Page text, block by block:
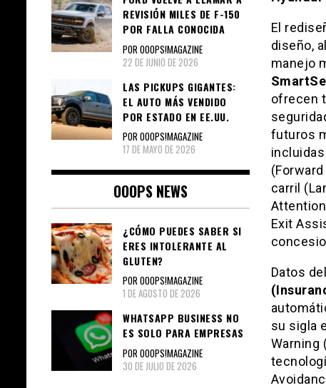
El
diseño,
manejo
ofrecen
futuros
carril
Exit
Datos
su sigla
Warning
REVISIÓN MILES DE F-150
POR FALLA CONOCIDA
POR OOOPS!MAGAZINE
22 DE JUNIO DE 2026
LAS PICKUPS GIGANTES:
EL AUTO MÁS VENDIDO
POR ESTADO EN EE.UU.
POR OOOPS!MAGAZINE
17 DE MAYO DE 2026
OOOPS NEWS
¿CÓMO PUEDES SABER SI
ERES INTOLERANTE AL
GLUTEN?
POR OOOPS!MAGAZINE
1 DE AGOSTO DE 2026
WHATSAPP BUSINESS NO
ES SOLO PARA EMPRESAS
POR OOOPS!MAGAZINE
30 DE JULIO DE 2026